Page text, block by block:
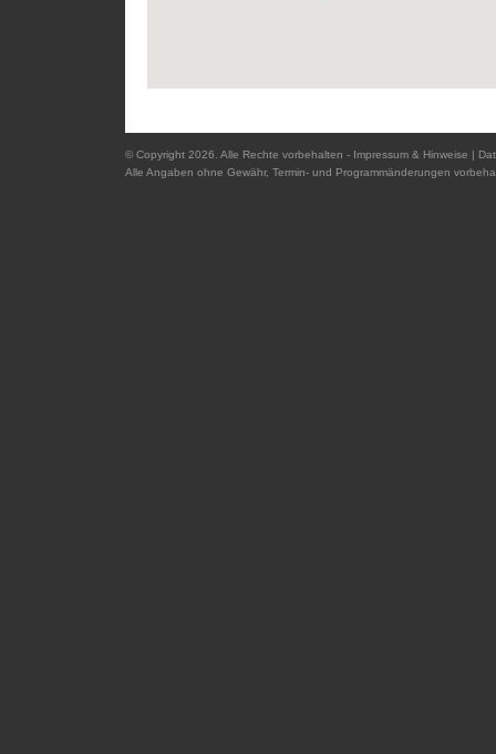
© Copyright 2026. Alle Rechte vorbehalten - Impressum & Hinweise |
Alle Angaben ohne Gewähr, Termin- und Programmänderungen